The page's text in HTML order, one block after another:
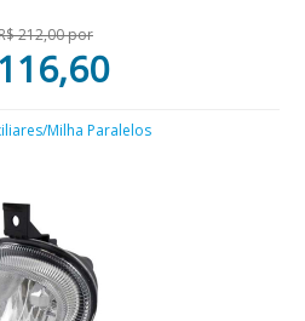
212,00 por
116,60
Milha Paralelos